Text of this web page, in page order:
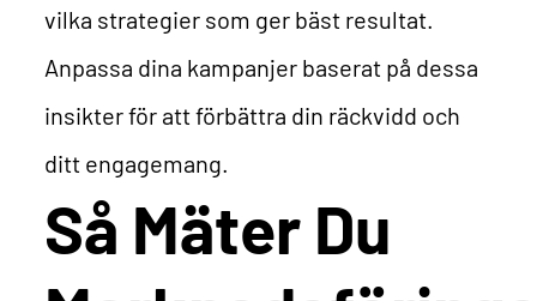
vilka strategier som ger bäst resultat.
Anpassa dina kampanjer baserat på dessa
insikter för att förbättra din räckvidd och
ditt engagemang.
Så Mäter Du